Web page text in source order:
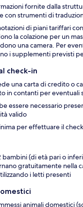
fornite dalla
con strumenti di
di piani tariffari
la colazione per un
una camera. Per
i supplementi previsti
check-in
una carta di credito o
in contanti per eventuali
essere necessario
valido
per effettuare il
bambini (di età pari o
gratuitamente nella
i letti presenti
animali domestici